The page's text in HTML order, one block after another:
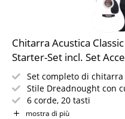
Chitarra Acustica
Starter-Set incl. Set
Set completo di
Stile Dreadnought con
6 corde, 20 tasti
Incl. custodia, plettri,
mostra di più